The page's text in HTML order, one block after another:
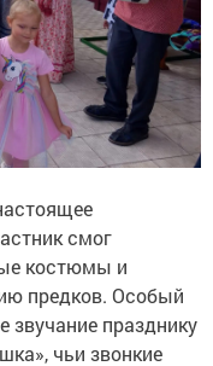
смог
костюмы и
предков. Особый
звучание празднику
чьи звонкие